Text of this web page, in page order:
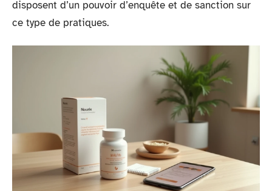
disposent d’un pouvoir d’enquête et de sanction sur
ce type de pratiques.